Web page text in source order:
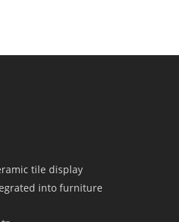
tile display
into furniture